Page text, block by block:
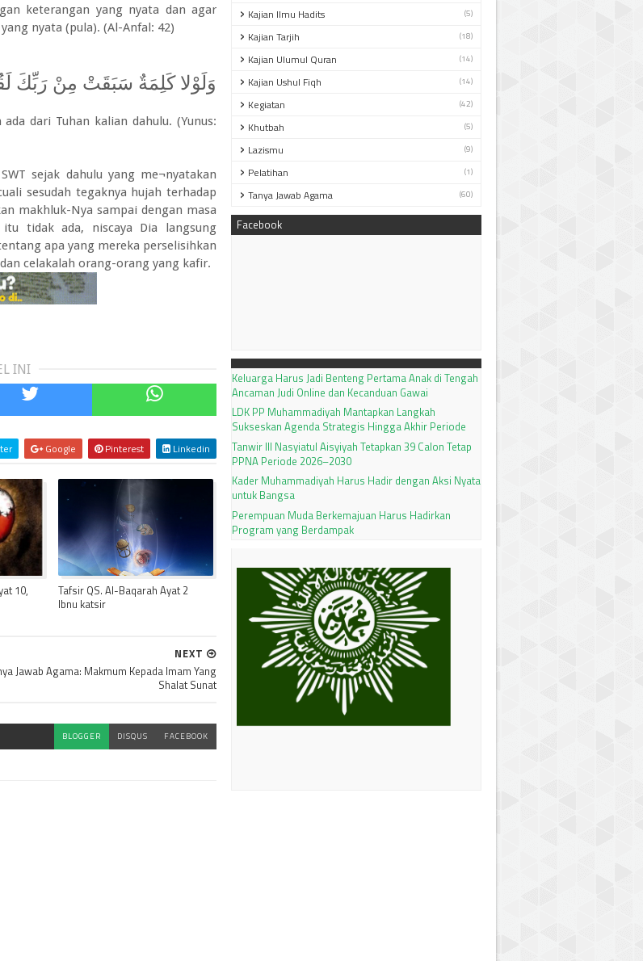
keterangan yang nyata dan agar
nyata (pula). (Al-Anfal: 42)
وَلَوْلا كَلِمَةٌ سَبَقَتْ مِنْ رَبِّكَ
dari Tuhan kalian dahulu. (Yunus:
sejak dahulu yang me¬nyatakan
sesudah tegaknya hujah terhadap
makhluk-Nya sampai dengan masa
itu tidak ada, niscaya Dia langsung
apa yang mereka perselisihkan
celakalah orang-orang yang kafir.
INI
Google Pinterest Linkedin
10,
Tafsir QS. Al-Baqarah Ayat 2
Ibnu katsir
NEXT
Jawab Agama: Makmum Kepada Imam Yang
Shalat Sunat
BLOGGER DISQUS FACEBOOK
Kajian Ilmu Hadits (5)
Kajian Tarjih (18)
Kajian Ulumul Quran (14)
Kajian Ushul Fiqh (14)
Kegiatan (42)
Khutbah (5)
Lazismu (9)
Pelatihan (1)
Tanya Jawab Agama (60)
Facebook
Keluarga Harus Jadi Benteng Pertama Anak di Tengah
Ancaman Judi Online dan Kecanduan Gawai
LDK PP Muhammadiyah Mantapkan Langkah
Sukseskan Agenda Strategis Hingga Akhir Periode
Tanwir III Nasyiatul Aisyiyah Tetapkan 39 Calon Tetap
PPNA Periode 2026–2030
Kader Muhammadiyah Harus Hadir dengan Aksi Nyata
untuk Bangsa
Perempuan Muda Berkemajuan Harus Hadirkan
Program yang Berdampak